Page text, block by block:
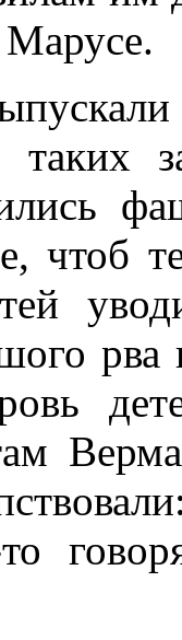
Марусе.
чтоб
рва